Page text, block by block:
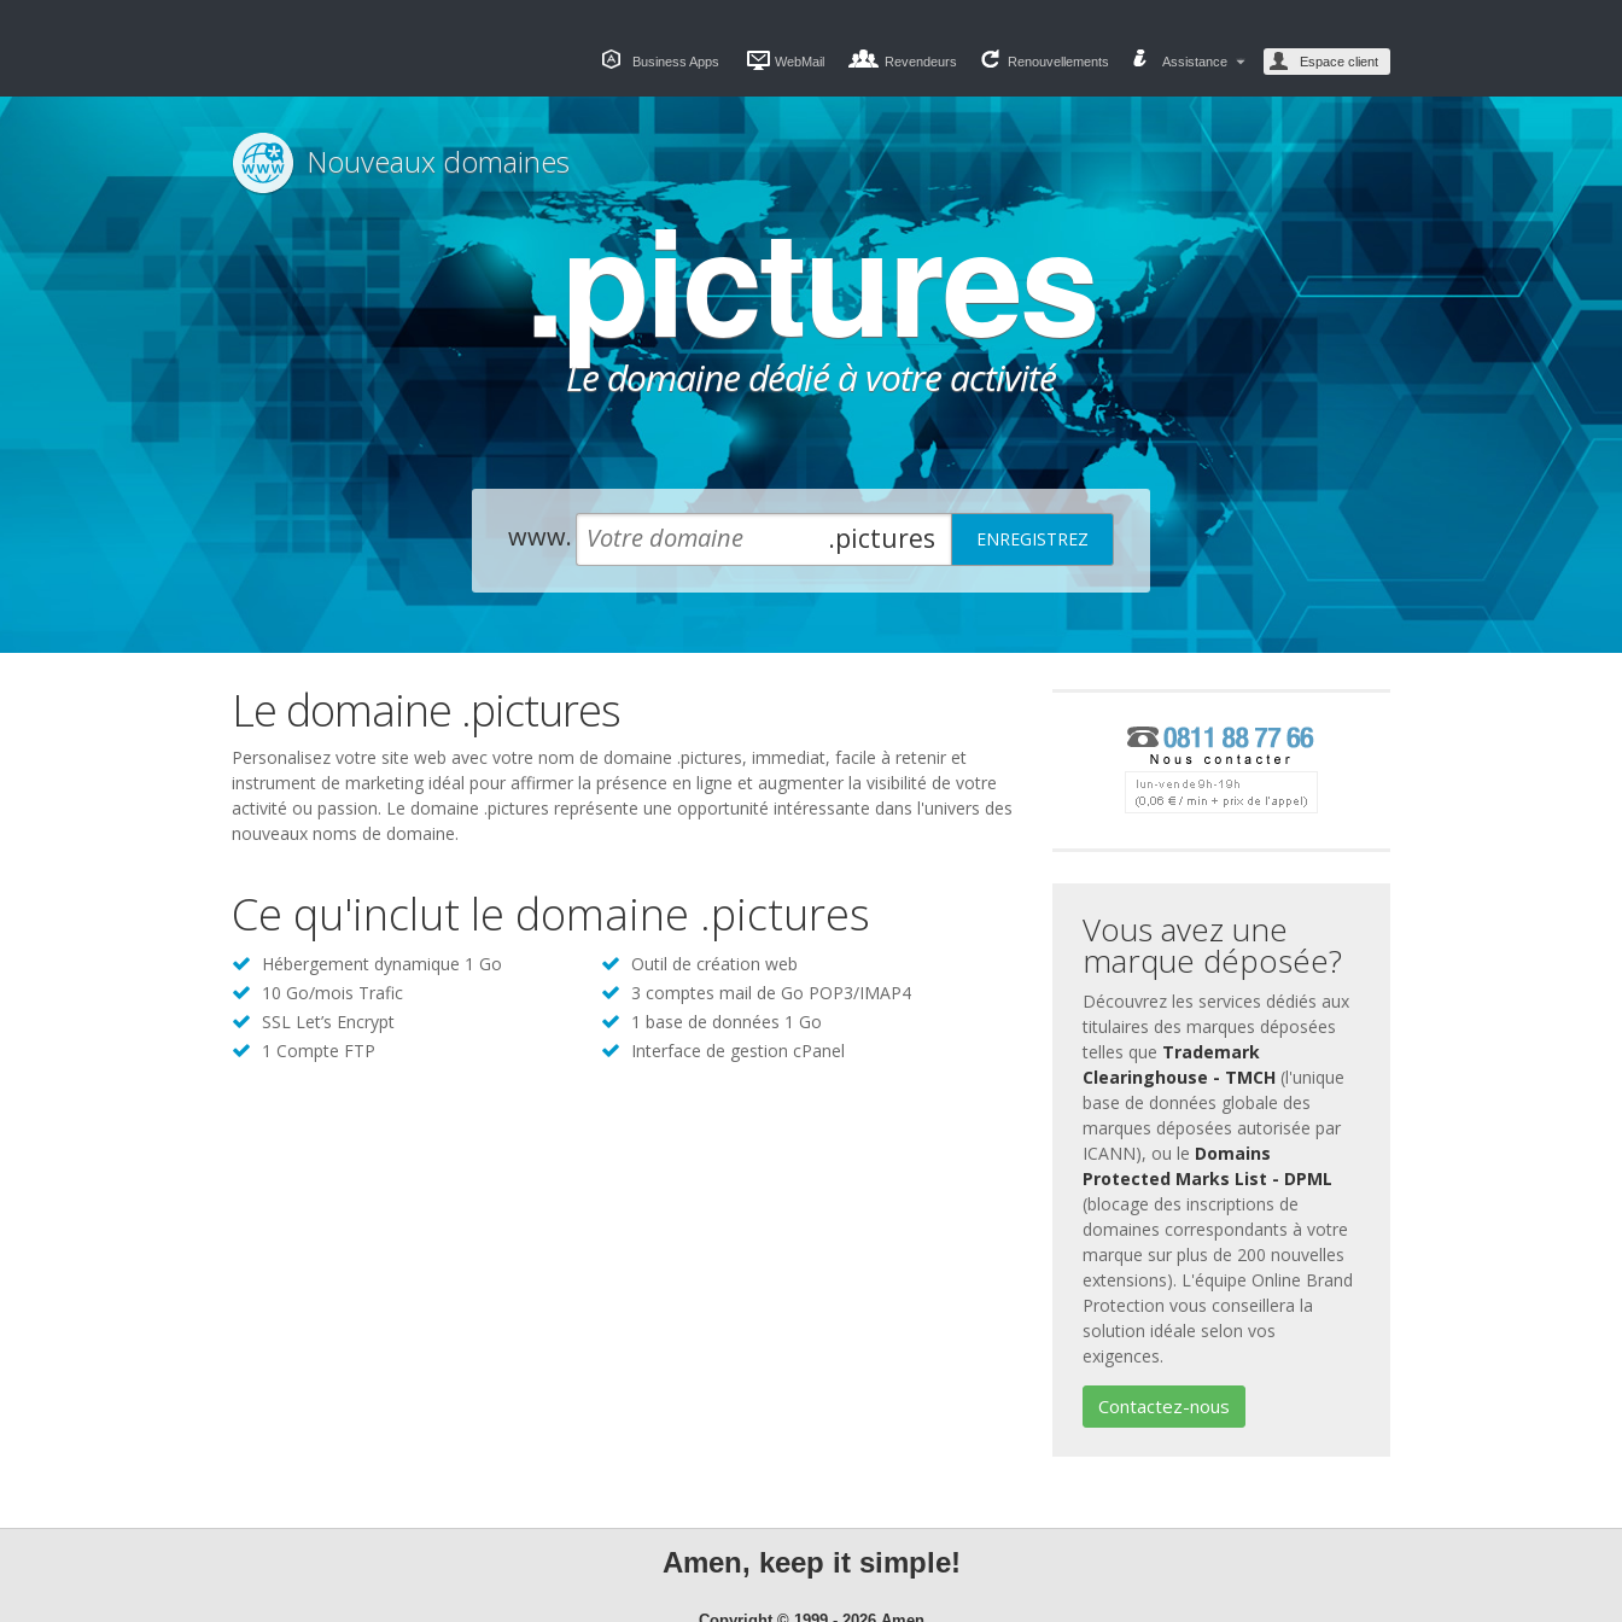
Business Apps WebMail Revendeurs Renouvellements Assistance Espace client
.pictures
Le domaine dédié à votre activité
Nouveaux domaines
www. .pictures
Le domaine .pictures
Personalisez votre site web avec votre nom de domaine .pictures, immediat, facile à retenir et
instrument de marketing idéal pour affirmer la présence en ligne et augmenter la visibilité de votre
activité ou passion. Le domaine .pictures représente une opportunité intéressante dans l'univers des
nouveaux noms de domaine.
Ce qu'inclut le domaine .pictures
Hébergement dynamique 1 Go
Outil de création web
10 Go/mois Trafic
3 comptes mail de Go POP3/IMAP4
SSL Let’s Encrypt
1 base de données 1 Go
1 Compte FTP
Interface de gestion cPanel
Vous avez une
marque déposée?
Découvrez les services dédiés aux
titulaires des marques déposées
telles que Trademark
Clearinghouse - TMCH (l'unique
base de données globale des
marques déposées autorisée par
ICANN), ou le Domains
Protected Marks List - DPML
(blocage des inscriptions de
domaines correspondants à votre
marque sur plus de 200 nouvelles
extensions). L'équipe Online Brand
Protection vous conseillera la
solution idéale selon vos
exigences.
Contactez-nous
Amen, keep it simple!